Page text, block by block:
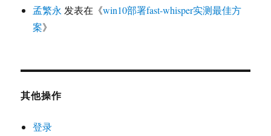
孟繁永 发表在《win10部署fast-whisper实测最佳方
案》
其他操作
登录